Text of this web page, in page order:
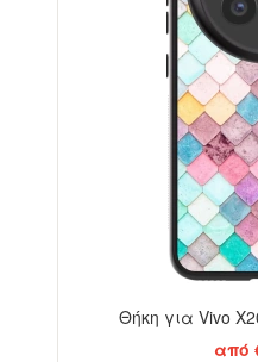
Θήκη για Vivo
από